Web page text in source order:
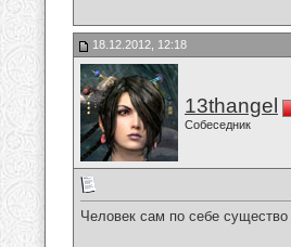
18.12.2012, 12:18
13thangel
Собеседник
Человек сам по себе